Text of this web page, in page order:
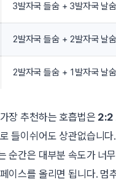
3발자국 들숨 + 3발자국 날숨
2발자국 들숨 + 2발자국 날숨
2발자국 들숨 + 1발자국 날숨
장 추천하는 호흡법은 2:2
들이쉬어도 상관없습니
순간은 대부분 속도가 너
이스를 올리면 됩니다. 멈